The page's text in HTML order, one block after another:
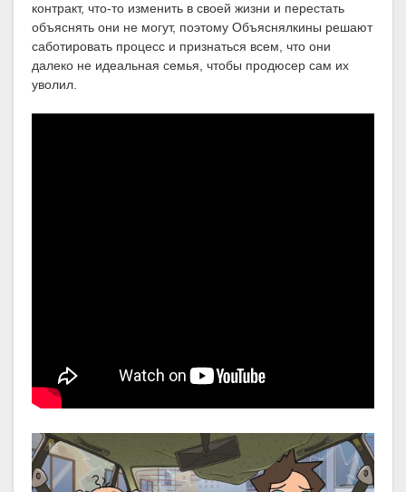
контракт, что-то изменить в своей жизни и перестать
объяснять они не могут, поэтому Объяснялкины решают
саботировать процесс и признаться всем, что они
далеко не идеальная семья, чтобы продюсер сам их
уволил.